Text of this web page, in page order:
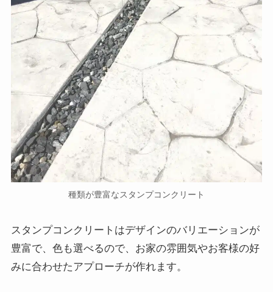
種類が豊富なスタンプコンクリート
スタンプコンクリートはデザインのバリエーションが
豊富で、色も選べるので、お家の雰囲気やお客様の好
みに合わせたアプローチが作れます。